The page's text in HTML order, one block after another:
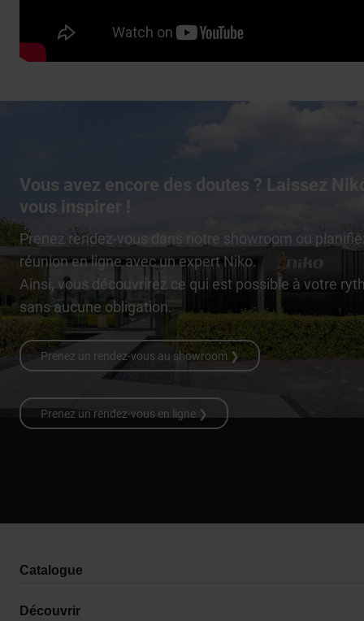
Vous avez encore des doutes ? Laissez
vous inspirer !
Prenez rendez-vous dans notre showroom ou
réunion en ligne avec un expert Niko.
Ainsi, vous découvrirez ce qui est possible à votre
sans aucune obligation.
Prenez un rendez-vous au showroom ❯
Prenez un rendez-vous en ligne ❯
Catalogue
Découvrir